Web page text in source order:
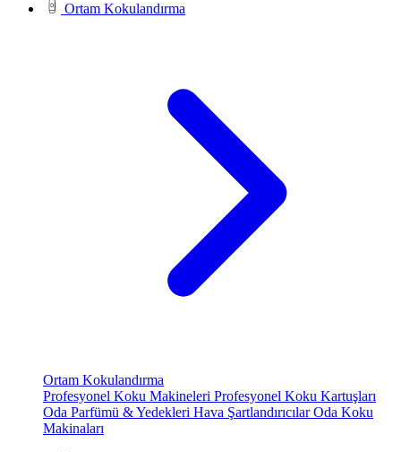
Ortam Kokulandırma
Ortam Kokulandırma
Profesyonel Koku Makineleri Profesyonel Koku Kartuşları
Oda Parfümü & Yedekleri Hava ŞartlandırıcılarOda Koku
Makinaları